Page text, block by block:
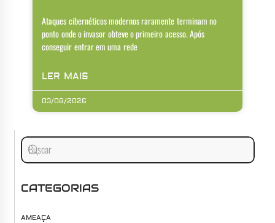
Ataques cibernéticos modernos raramente terminam no
ponto onde o invasor obteve o primeiro acesso. Após
conseguir entrar em uma rede
LER MAIS
03/08/2026
CATEGORIAS
AMEAÇA